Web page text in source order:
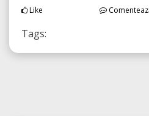
Like
Tags: